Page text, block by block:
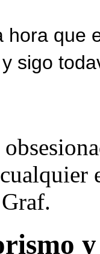
hora que
sigo